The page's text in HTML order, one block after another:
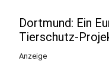
Dortmund: Ein
Tierschutz-
Anzeige